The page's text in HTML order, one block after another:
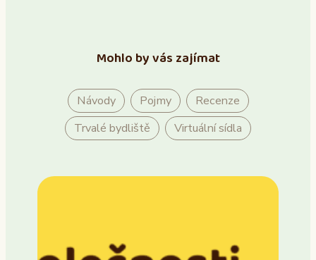
Mohlo by vás zajímat
Návody Pojmy
Recenze
Trvalé bydliště
Virtuální sídla